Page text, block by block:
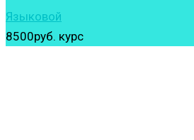
Языковой
8500руб. курс